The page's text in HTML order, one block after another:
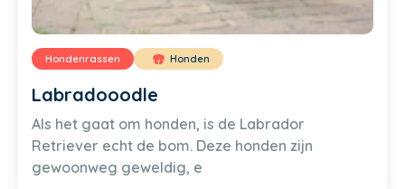
Hondenrassen Honden
Labradooodle
Als het gaat om honden, is de Labrador
Retriever echt de bom. Deze honden zijn
gewoonweg geweldig, e